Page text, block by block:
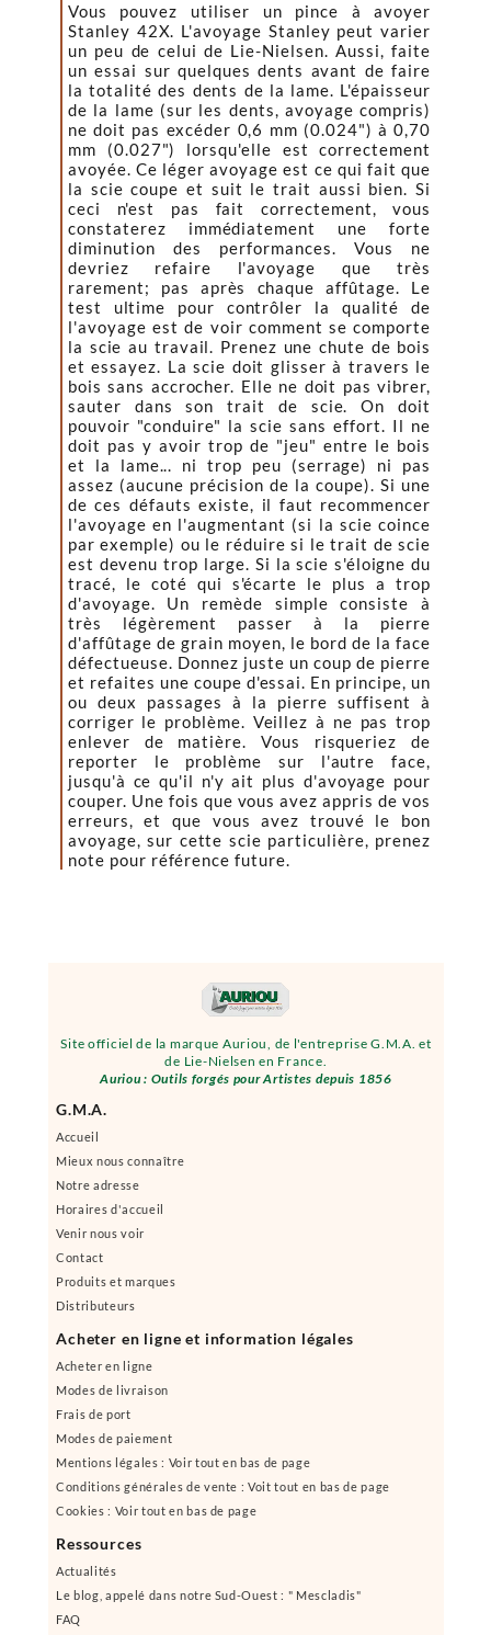
Site officiel de la marque Auriou, de l'entreprise G.M.A. et
de Lie-Nielsen en France.
Auriou : Outils forgés pour Artistes depuis 1856
G.M.A.
Accueil
Mieux nous connaître
Notre adresse
Horaires d'accueil
Venir nous voir
Contact
Produits et marques
Distributeurs
Acheter en ligne et information légales
Acheter en ligne
Modes de livraison
Frais de port
Modes de paiement
Mentions légales : Voir tout en bas de page
Conditions générales de vente : Voit tout en bas de page
Cookies : Voir tout en bas de page
Ressources
Actualités
Le blog, appelé dans notre Sud-Ouest : " Mescladis"
FAQ
Vous pouvez utiliser un pince à avoyer
Stanley 42X. L'avoyage Stanley peut varier
un peu de celui de Lie-Nielsen. Aussi, faite
un essai sur quelques dents avant de faire
la totalité des dents de la lame. L'épaisseur
de la lame (sur les dents, avoyage compris)
ne doit pas excéder 0,6 mm (0.024") à 0,70
mm (0.027") lorsqu'elle est correctement
avoyée. Ce léger avoyage est ce qui fait que
la scie coupe et suit le trait aussi bien. Si
ceci n'est pas fait correctement, vous
constaterez immédiatement une forte
diminution des performances. Vous ne
devriez refaire l'avoyage que très
rarement; pas après chaque affûtage. Le
test ultime pour contrôler la qualité de
l'avoyage est de voir comment se comporte
la scie au travail. Prenez une chute de bois
et essayez. La scie doit glisser à travers le
bois sans accrocher. Elle ne doit pas vibrer,
sauter dans son trait de scie. On doit
pouvoir "conduire" la scie sans effort. Il ne
doit pas y avoir trop de "jeu" entre le bois
et la lame... ni trop peu (serrage) ni pas
assez (aucune précision de la coupe). Si une
de ces défauts existe, il faut recommencer
l'avoyage en l'augmentant (si la scie coince
par exemple) ou le réduire si le trait de scie
est devenu trop large. Si la scie s'éloigne du
tracé, le coté qui s'écarte le plus a trop
d'avoyage. Un remède simple consiste à
très légèrement passer à la pierre
d'affûtage de grain moyen, le bord de la face
défectueuse. Donnez juste un coup de pierre
et refaites une coupe d'essai. En principe, un
ou deux passages à la pierre suffisent à
corriger le problème. Veillez à ne pas trop
enlever de matière. Vous risqueriez de
reporter le problème sur l'autre face,
jusqu'à ce qu'il n'y ait plus d'avoyage pour
couper. Une fois que vous avez appris de vos
erreurs, et que vous avez trouvé le bon
avoyage, sur cette scie particulière, prenez
note pour référence future.